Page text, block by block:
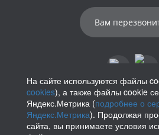
Вам
На сайте используются файлы
cookies), а также файлы cookie
Яндекс.Метрика (подробнее о
Яндекс.Метрика). Продолжая
сайта, вы принимаете условия